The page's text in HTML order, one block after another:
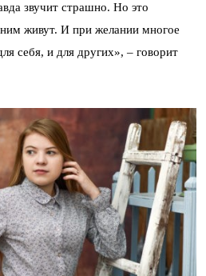
звучит страшно. Но это
ним живут. И при желании многое
себя, и для других», – говорит